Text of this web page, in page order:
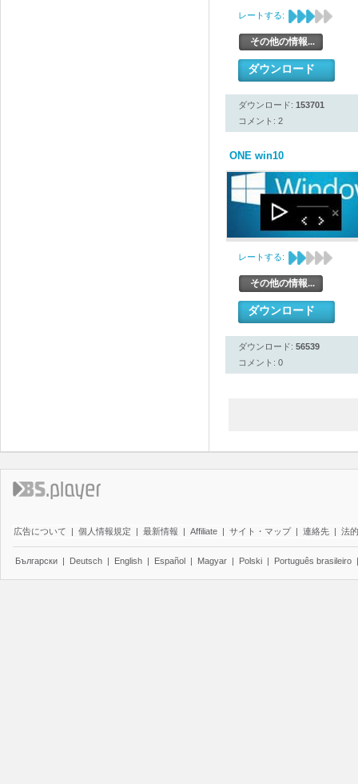
レートする:
その他の情報...
ダウンロード
ダウンロード: 153701
コメント: 2
ONE win10
レートする:
その他の情報...
ダウンロード
ダウンロード: 56539
コメント: 0
広告について | 個人情報規定 | 最新情報 | Affiliate | サイト・マップ | 連絡先 | 法
Български | Deutsch | English | Español | Magyar | Polski | Português brasileiro